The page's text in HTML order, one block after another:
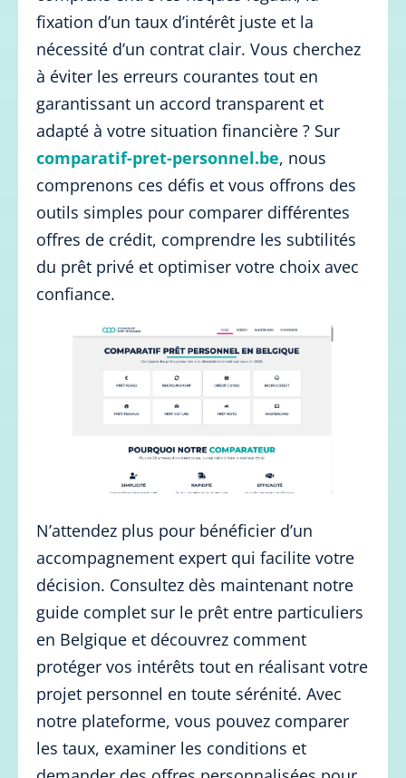
fixation d’un taux d’intérêt juste et la
nécessité d’un contrat clair. Vous cherchez
à éviter les erreurs courantes tout en
garantissant un accord transparent et
adapté à votre situation financière ? Sur
comparatif-pret-personnel.be, nous
comprenons ces défis et vous offrons des
outils simples pour comparer différentes
offres de crédit, comprendre les subtilités
du prêt privé et optimiser votre choix avec
confiance.
N’attendez plus pour bénéficier d’un
accompagnement expert qui facilite votre
décision. Consultez dès maintenant notre
guide complet sur le prêt entre particuliers
en Belgique et découvrez comment
protéger vos intérêts tout en réalisant votre
projet personnel en toute sérénité. Avec
notre plateforme, vous pouvez comparer
les taux, examiner les conditions et